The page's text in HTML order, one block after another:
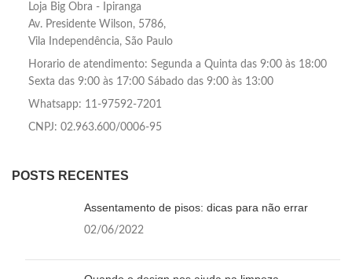
Loja Big Obra - Ipiranga
Av. Presidente Wilson, 5786,
Vila Independência, São Paulo
Horario de atendimento: Segunda a Quinta das 9:00 às 18:00
Sexta das 9:00 às 17:00 Sábado das 9:00 às 13:00
Whatsapp: 11-97592-7201
CNPJ: 02.963.600/0006-95
POSTS RECENTES
Assentamento de pisos: dicas para não errar
02/06/2022